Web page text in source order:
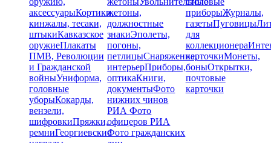
аксессуарыКортики,
кинжалы, тесаки,
штыкиКавказское
оружиеПлакаты
ПМВ, Революции
и Гражданской
войныУниформа,
головные
уборыКокарды,
вензели,
шифровкиПряжки,
ремниГеоргиевские
жетоны,
должностные
знакиЭполеты,
погоны,
петлицыСнаряжение,
интерьерПриборы,
оптикаКниги,
документыФото
нижних чинов
РИАФото
офицеров РИА
Фото гражданских
приборыЖурналы,
газетыПуговицы
для
коллекционера
карточкиМонеты,
боныОткрытки,
почтовые
карточки